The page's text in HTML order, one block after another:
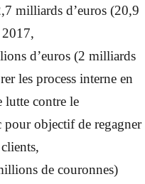
milliards d’euros (20,9
d’euros (2 milliards
les process interne en
lutte contre le
pour objectif de regagner
de couronnes)